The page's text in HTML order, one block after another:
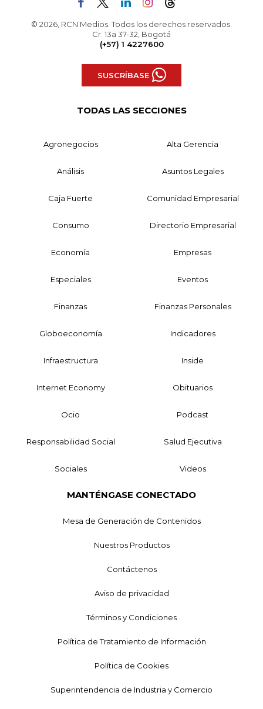
© 2026, RCN Medios. Todos los derechos reservados.
Cr. 13a 37-32, Bogotá
(+57) 1 4227600
SUSCRÍBASE
TODAS LAS SECCIONES
Agronegocios Alta Gerencia
Análisis Asuntos Legales
Caja Fuerte Comunidad Empresarial
Consumo Directorio Empresarial
Economía Empresas
Especiales Eventos
Finanzas Finanzas Personales
Globoeconomía Indicadores
Infraestructura Inside
Internet Economy Obituarios
Ocio Podcast
Responsabilidad Social Salud Ejecutiva
Sociales Videos
MANTÉNGASE CONECTADO
Mesa de Generación de Contenidos
Nuestros Productos
Contáctenos
Aviso de privacidad
Términos y Condiciones
Política de Tratamiento de Información
Política de Cookies
Superintendencia de Industria y Comercio